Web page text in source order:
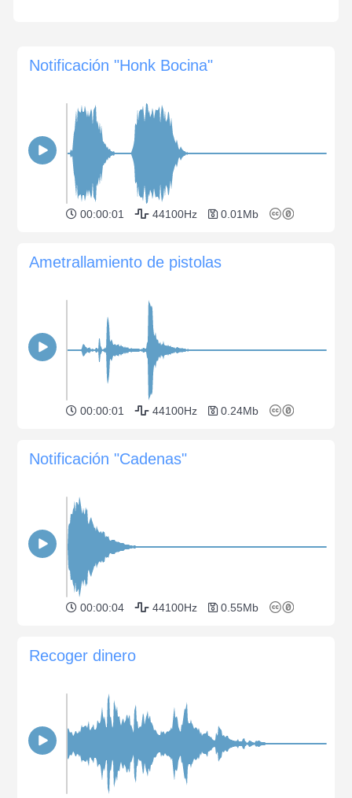
Notificación "Honk Bocina"
00:00:01 44100Hz 0.01Mb
Ametrallamiento de pistolas
00:00:01 44100Hz 0.24Mb
Notificación "Cadenas"
00:00:04 44100Hz 0.55Mb
Recoger dinero